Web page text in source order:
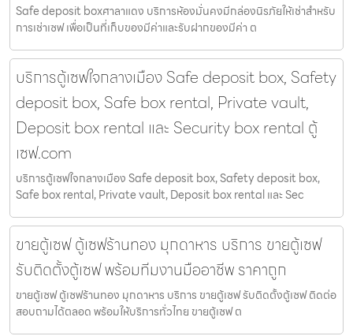
Safe deposit boxศาลาแดง บริการห้องมั่นคงมีกล่องนิรภัยให้เช่าสำหรับ
การเช่าเซฟ เพื่อเป็นที่เก็บของมีค่าและรับฝากของมีค่า ต
บริการตู้เซฟใจกลางเมือง Safe deposit box, Safety
deposit box, Safe box rental, Private vault,
Deposit box rental และ Security box rental ตู้
เซฟ.com
บริการตู้เซฟใจกลางเมือง Safe deposit box, Safety deposit box,
Safe box rental, Private vault, Deposit box rental และ Sec
ขายตู้เซฟ ตู้เซฟร้านทอง มุกดาหาร บริการ ขายตู้เซฟ
รับติดตั้งตู้เซฟ พร้อมทีมงานมืออาชีพ ราคาถูก
ขายตู้เซฟ ตู้เซฟร้านทอง มุกดาหาร บริการ ขายตู้เซฟ รับติดตั้งตู้เซฟ ติดต่อ
สอบถามได้ตลอด พร้อมให้บริการทั่วไทย ขายตู้เซฟ ต